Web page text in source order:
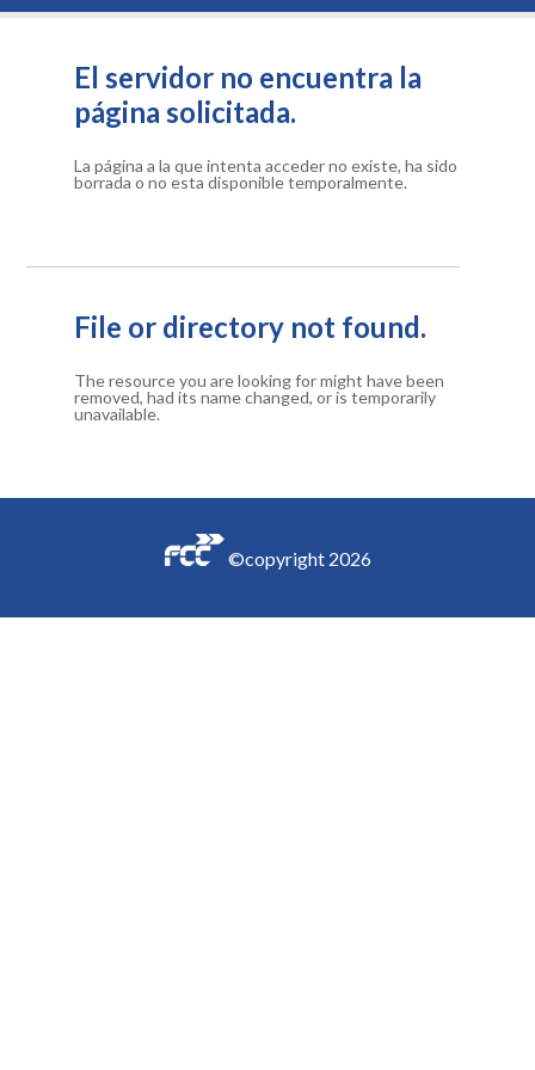
El servidor no encuentra la
página solicitada.
La página a la que intenta acceder no existe, ha sido
borrada o no esta disponible temporalmente.
File or directory not found.
The resource you are looking for might have been
removed, had its name changed, or is temporarily
unavailable.
©copyright 2026